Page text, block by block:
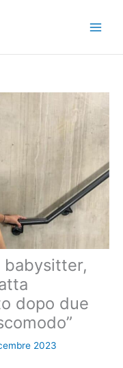
babysitter,
dopo due
2023